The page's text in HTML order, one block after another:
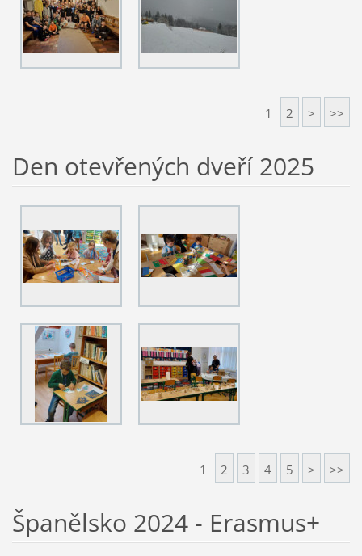
1 2 > >>
Den otevřených dveří 2025
1 2 3 4 5 > >>
Španělsko 2024 - Erasmus+